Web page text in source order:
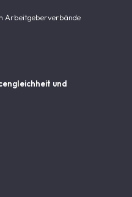
Arbeitgeberverbände
und